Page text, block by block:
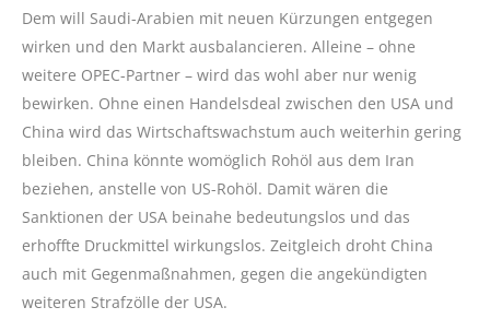
Dem will Saudi-Arabien mit neuen Kürzungen entgegen
wirken und den Markt ausbalancieren. Alleine – ohne
weitere OPEC-Partner – wird das wohl aber nur wenig
bewirken. Ohne einen Handelsdeal zwischen den USA und
China wird das Wirtschaftswachstum auch weiterhin gering
bleiben. China könnte womöglich Rohöl aus dem Iran
beziehen, anstelle von US-Rohöl. Damit wären die
Sanktionen der USA beinahe bedeutungslos und das
erhoffte Druckmittel wirkungslos. Zeitgleich droht China
auch mit Gegenmaßnahmen, gegen die angekündigten
weiteren Strafzölle der USA.